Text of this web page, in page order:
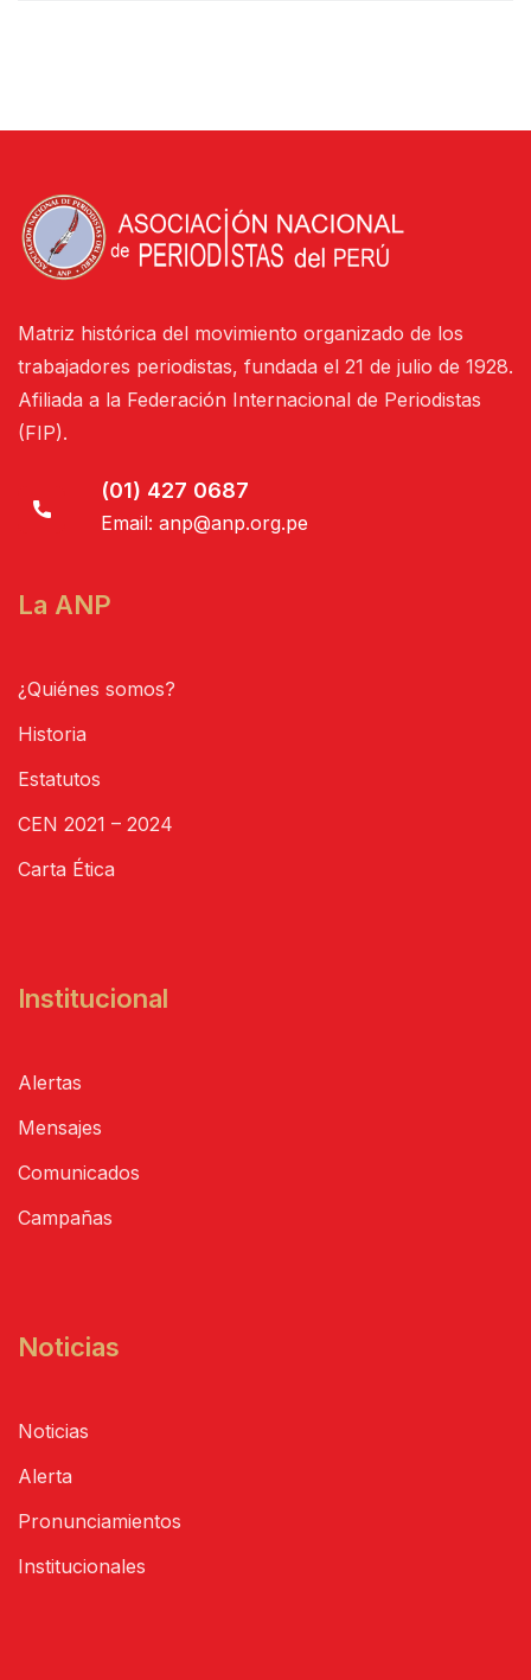
Matriz histórica del movimiento organizado de los
trabajadores periodistas, fundada el 21 de julio de 1928.
Afiliada a la Federación Internacional de Periodistas
(FIP).
(01) 427 0687
Email: anp@anp.org.pe
La ANP
¿Quiénes somos?
Historia
Estatutos
CEN 2021 – 2024
Carta Ética
Institucional
Alertas
Mensajes
Comunicados
Campañas
Noticias
Noticias
Alerta
Pronunciamientos
Institucionales